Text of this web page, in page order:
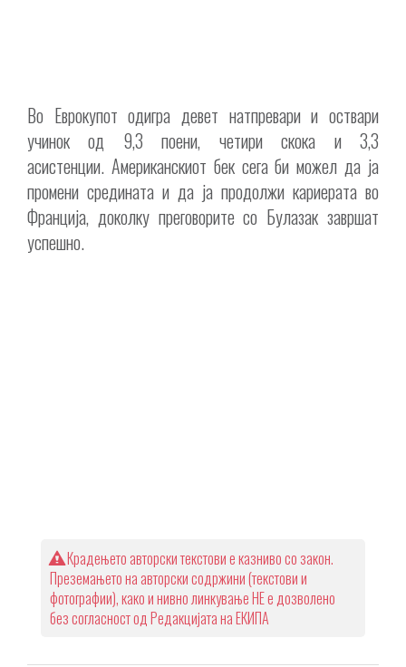
Во Еврокупот одигра девет натпревари и оствари
учинок од 9,3 поени, четири скока и 3,3
асистенции. Американскиот бек сега би можел да ја
промени средината и да ја продолжи кариерата во
Франција, доколку преговорите со Булазак завршат
успешно.
Крадењето авторски текстови е казниво со закон.
Преземањето на авторски содржини (текстови и
фотографии), како и нивно линкување НЕ е дозволено
без согласност од Редакцијата на ЕКИПА